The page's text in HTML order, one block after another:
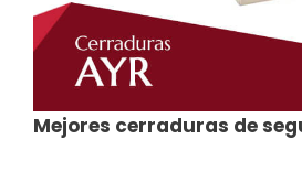
Mejores cerraduras de